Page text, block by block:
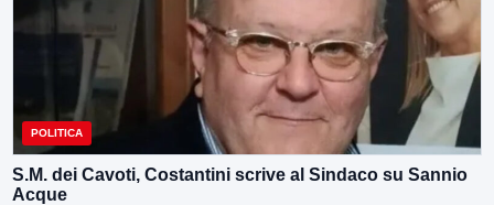
POLITICA
S.M. dei Cavoti, Costantini scrive al Sindaco su Sannio
Acque